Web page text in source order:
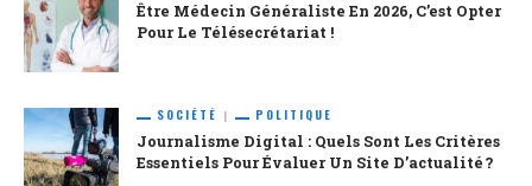
Être Médecin Généraliste En 2026, C’est Opter
Pour Le Télésecrétariat !
SOCIÉTÉ POLITIQUE
Journalisme Digital : Quels Sont Les Critères
Essentiels Pour Évaluer Un Site D’actualité ?